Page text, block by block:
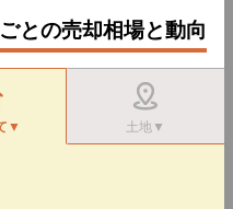
との売却相場と動向
▼ 土地▼